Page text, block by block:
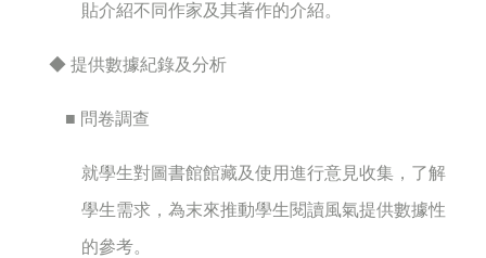
貼介紹不同作家及其著作的介紹。
◆ 提供數據紀錄及分析
■ 問卷調查
就學生對圖書館館藏及使用進行意見收集，了解
學生需求，為末來推動學生閱讀風氣提供數據性
的參考。